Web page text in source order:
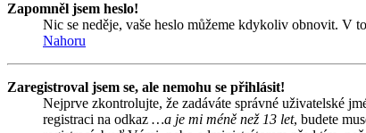
Zapomněl jsem heslo!
Nic se neděje, vaše heslo můžeme kdykoliv obnovit. V
Nahoru
Zaregistroval jsem se, ale nemohu se přihlásit!
Nejprve zkontrolujte, že zadáváte správné uživatelské
registraci na odkaz …a je mi méně než 13 let, budete